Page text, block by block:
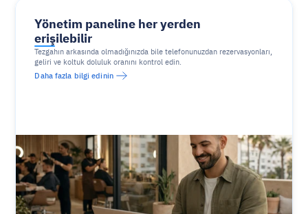
Yönetim paneline her yerden
erişilebilir
Tezgahın arkasında olmadığınızda bile telefonunuzdan rezervasyonları,
geliri ve koltuk doluluk oranını kontrol edin.
Daha fazla bilgi edinin